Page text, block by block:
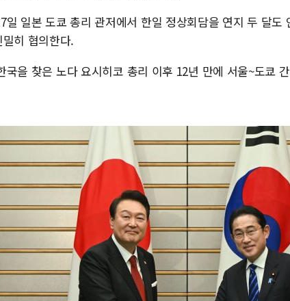
일 일본 도쿄 총리 관저에서 한일 정상회담을 연지 두 달도
히 협의한다.
국을 찾은 노다 요시히코 총리 이후 12년 만에 서울~도쿄